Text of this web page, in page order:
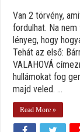
Van 2 törvény,
fordulhat. Na
lényeg, hogy
Tehát az első:
VALAHOVÁ
hullámokat fog
majd veled. ...
Read More »